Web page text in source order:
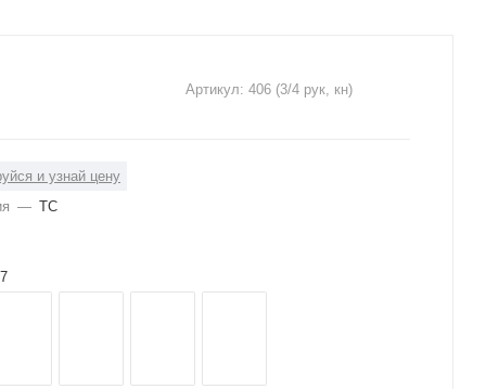
Артикул: 406 (3/4 рук, кн)
и узнай цену
— ТС